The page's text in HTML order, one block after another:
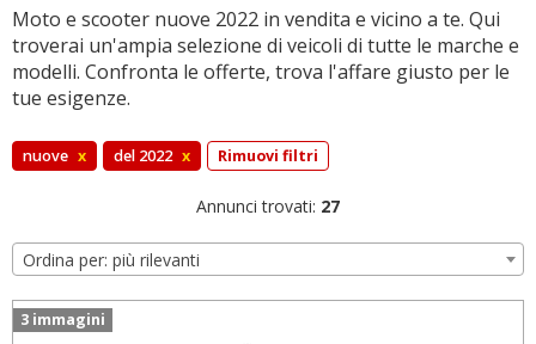
Moto e scooter nuove 2022 in vendita e vicino a te. Qui
troverai un'ampia selezione di veicoli di tutte le marche e
modelli. Confronta le offerte, trova l'affare giusto per le
tue esigenze.
nuove x del 2022 x Rimuovi filtri
Annunci trovati: 27
Ordina per: più rilevanti
3 immagini